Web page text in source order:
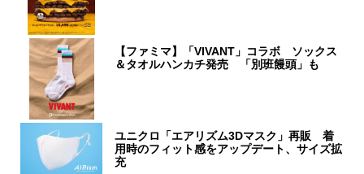
【ファミマ】「VIVANT」コラボ ソックス
＆タオルハンカチ発売 「別班饅頭」も
ユニクロ「エアリズム3Dマスク」再販 着
用時のフィット感をアップデート、サイズ拡
充